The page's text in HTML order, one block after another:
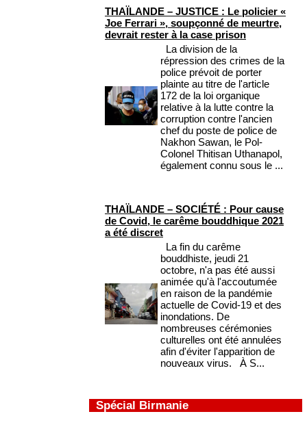
THAÏLANDE – JUSTICE : Le policier «
Joe Ferrari », soupçonné de meurtre,
devrait rester à la case prison
La division de la
répression des crimes de la
police prévoit de porter
plainte au titre de l'article
172 de la loi organique
relative à la lutte contre la
corruption contre l'ancien
chef du poste de police de
Nakhon Sawan, le Pol-
Colonel Thitisan Uthanapol,
également connu sous le ...
THAÏLANDE – SOCIÉTÉ : Pour cause
de Covid, le carême bouddhique 2021
a été discret
La fin du carême
bouddhiste, jeudi 21
octobre, n'a pas été aussi
animée qu'à l'accoutumée
en raison de la pandémie
actuelle de Covid-19 et des
inondations. De
nombreuses cérémonies
culturelles ont été annulées
afin d'éviter l'apparition de
nouveaux virus. À S...
Spécial Birmanie